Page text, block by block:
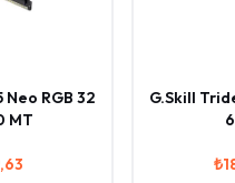
RGB 32
MT
G.Skill